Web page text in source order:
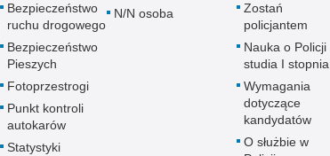
Bezpieczeństwo
ruchu drogowego
Bezpieczeństwo
Pieszych
Fotoprzestrogi
Punkt kontroli
autokarów
Statystyki
N/N osoba
Zostań
policjantem
Nauka o Policji
studia I stopnia
Wymagania
dotyczące
kandydatów
O służbie w